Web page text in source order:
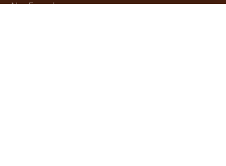
Nos Excursions